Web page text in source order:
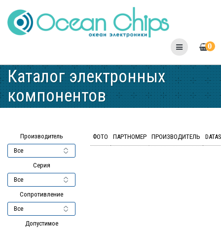
to
content
0
Каталог электронных
компонентов
Производитель
Серия
Сопротивление
Допустимое
ФОТО ПАРТНОМЕР ПРОИЗВОДИТЕЛЬ